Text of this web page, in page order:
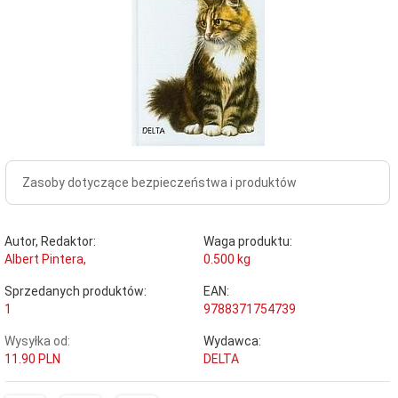
Zasoby dotyczące bezpieczeństwa i produktów
Autor, Redaktor:
Albert Pintera,
Waga produktu:
0.500 kg
Sprzedanych produktów:
1
EAN:
9788371754739
Wysyłka od:
11.90 PLN
Wydawca:
DELTA